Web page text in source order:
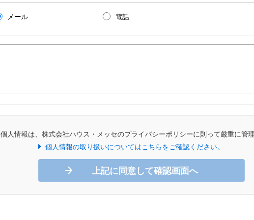
メール 電話
個人情報は、株式会社ハウス・メッセのプライバシーポリシーに則って厳重に管理
個人情報の取り扱いについてはこちらをご確認ください。
上記に同意して確認画面へ